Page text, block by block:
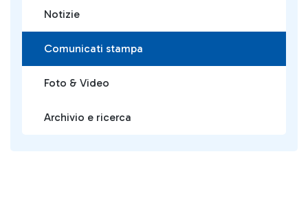
Notizie
Comunicati stampa
Foto & Video
Archivio e ricerca